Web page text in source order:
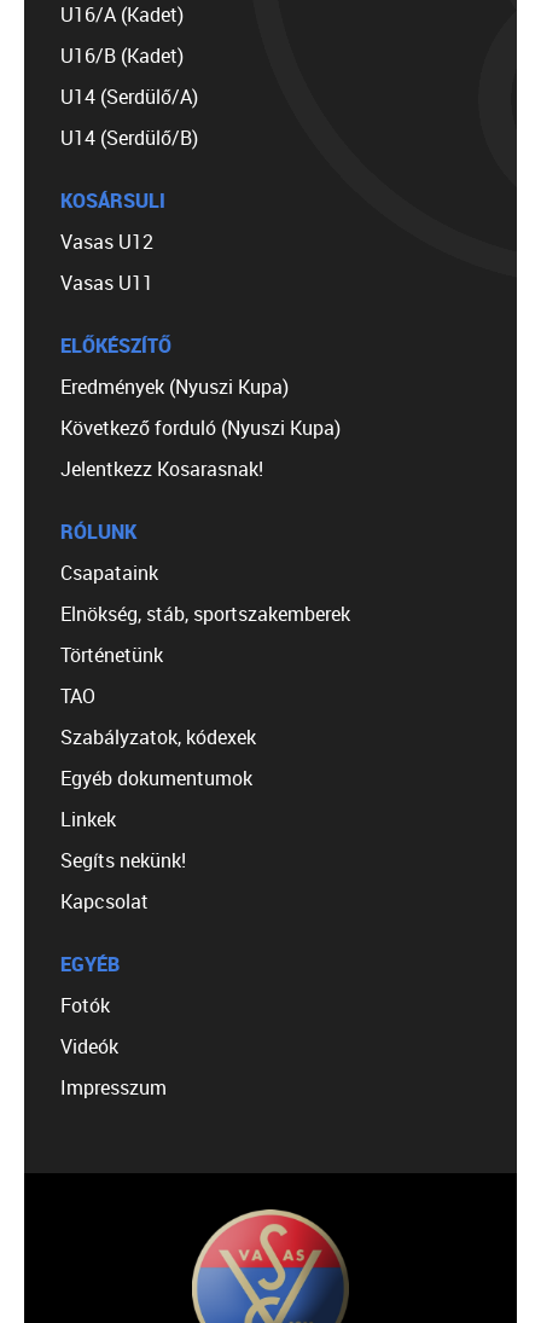
U16/A (Kadet)
U16/B (Kadet)
U14 (Serdülő/A)
U14 (Serdülő/B)
KOSÁRSULI
Vasas U12
Vasas U11
ELŐKÉSZÍTŐ
Eredmények (Nyuszi Kupa)
Következő forduló (Nyuszi Kupa)
Jelentkezz Kosarasnak!
RÓLUNK
Csapataink
Elnökség, stáb, sportszakemberek
Történetünk
TAO
Szabályzatok, kódexek
Egyéb dokumentumok
Linkek
Segíts nekünk!
Kapcsolat
EGYÉB
Fotók
Videók
Impresszum